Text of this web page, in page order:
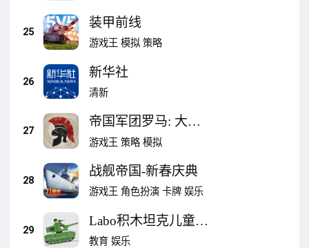
25
装甲前线
游戏王 模拟 策略
26
新华社
清新
27
帝国军团罗马: 大征
服者
游戏王 策略 模拟
28
战舰帝国-新春庆典
游戏王 角色扮演 卡牌 娱乐
29
Labo积木坦克儿童应
用
教育 娱乐